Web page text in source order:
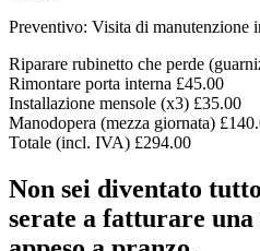
Preventivo: Visita di manutenzione
Riparare rubinetto che perde
Rimontare porta interna £45.00
Installazione mensole (x3) £35.00
Manodopera (mezza giornata)
Totale (incl. IVA) £294.00
Non sei diventato
serate a fatturare una